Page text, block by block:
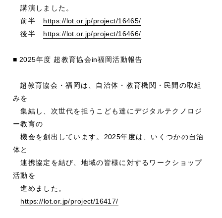
講演しました。
前半 https://lot.or.jp/project/16465/
後半 https://lot.or.jp/project/16466/
■ 2025年度 超教育協会in福岡活動報告
超教育協会・福岡は、自治体・教育機関・民間の取組
みを
集結し、次世代を担うこども達にデジタルテクノロジ
ー教育の
機会を創出しています。 2025年度は、いくつかの自治
体と
連携協定を結び、地域の皆様に対するワークショップ
活動を
進めました。
https://lot.or.jp/project/16417/